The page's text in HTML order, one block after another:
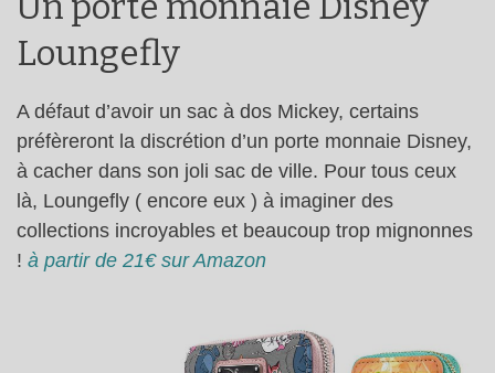
Loungefly
A défaut d’avoir un sac à dos Mickey, certains
préfèreront la discrétion d’un porte monnaie Disney,
à cacher dans son joli sac de ville. Pour tous ceux
là, Loungefly ( encore eux ) à imaginer des
collections incroyables et beaucoup trop mignonnes
! à partir de 21€ sur Amazon